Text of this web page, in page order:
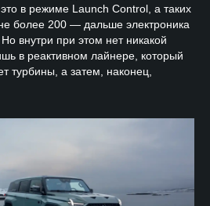
в режиме Launch Control, а таких
более 200 — дальше электроника
внутри при этом нет никакой
в реактивном лайнере, который
турбины, а затем, наконец,